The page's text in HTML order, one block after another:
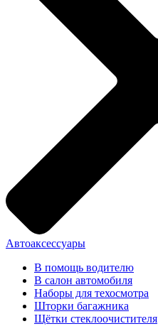
Автоаксессуары
В помощь водителю
В салон автомобиля
Наборы для техосмотра
Шторки багажника
Щётки стеклоочистителя